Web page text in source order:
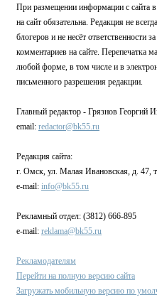
При размещении информации с сайта
на сайт обязательна. Редакция не
блогеров и не несёт ответственности
комментариев на сайте. Перепечатка
любой форме, в том числе и в
письменного разрешения редакции.
Главный редактор - Грязнов Георгий
email: redactor@bk55.ru
Редакция сайта:
г. Омск, ул. Малая Ивановская, д. 47,
e-mail: info@bk55.ru
Рекламный отдел: (3812) 666-895
e-mail: reklama@bk55.ru
Рекламодателям
Перейти на полную версию сайта
Загружать мобильную версию по